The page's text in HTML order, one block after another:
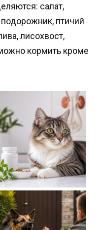
салат,
птичий
лисохвост,
кормить кроме